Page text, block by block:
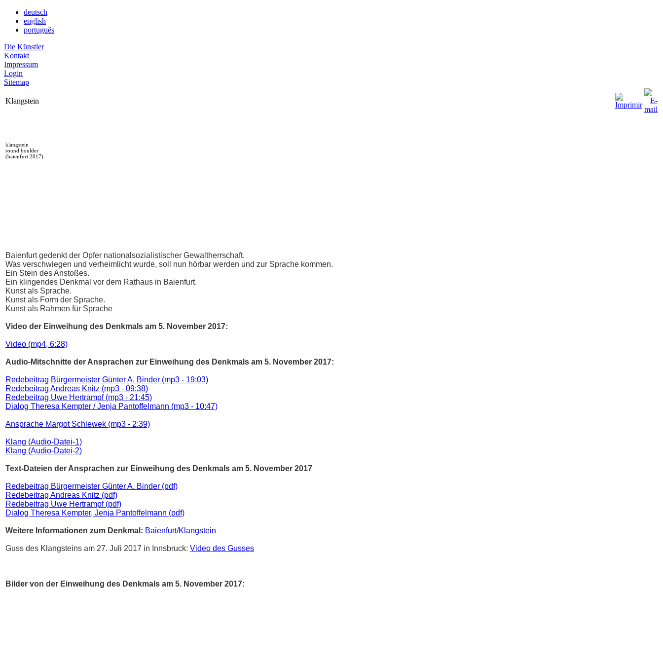
deutsch
english
português
Die Künstler
Kontakt
Impressum
Login
Sitemap
Klangstein
klangstein
sound boulder
(baienfurt 2017)
Baienfurt gedenkt der Opfer nationalsozialistischer Gewaltherrschaft.
Was verschwiegen und verheimlicht wurde, soll nun hörbar werden und zur Sprache kommen.
Ein Stein des Anstoßes.
Ein klingendes Denkmal vor dem Rathaus in Baienfurt.
Kunst als Sprache.
Kunst als Form der Sprache.
Kunst als Rahmen für Sprache
Video der Einweihung des Denkmals am 5. November 2017:
Video (mp4, 6:28)
Audio-Mitschnitte der Ansprachen zur Einweihung des Denkmals am 5. November 2017:
Redebeitrag Bürgermeister Günter A. Binder (mp3 - 19:03)
Redebeitrag Andreas Knitz (mp3 - 09:38)
Redebeitrag Uwe Hertrampf (mp3 - 21:45)
Dialog Theresa Kempter / Jenja Pantoffelmann (mp3 - 10:47)
Ansprache Margot Schlewek (mp3 - 2:39)
Klang (Audio-Datei-1)
Klang (Audio-Datei-2)
Text-Dateien der Ansprachen zur Einweihung des Denkmals am 5. November 2017
Redebeitrag Bürgermeister Günter A. Binder (pdf)
Redebeitrag Andreas Knitz (pdf)
Redebeitrag Uwe Hertrampf (pdf)
Dialog Theresa Kempter, Jenja Pantoffelmann (pdf)
Weitere Informationen zum Denkmal: Baienfurt/Klangstein
Guss des Klangsteins am 27. Juli 2017 in Innsbruck: Video des Gusses
Bilder von der Einweihung des Denkmals am 5. November 2017: